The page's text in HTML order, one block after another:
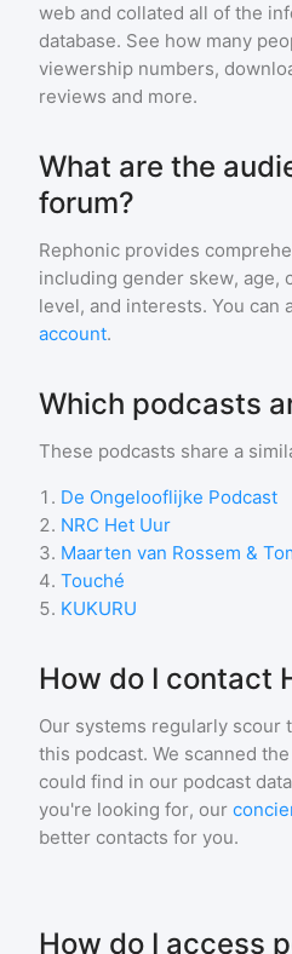
web and collated all of the
database. See how many
viewership numbers,
reviews and more.
What are the
forum?
Rephonic provides
including gender skew, age,
level, and interests. You can
account.
Which podcasts
These podcasts share a
1 . De Ongelooflijke Podcast
2. NRC Het Uur
3. Maarten van Rossem &
4. Touché
5. KUKURU
How do I contact
Our systems regularly scour
this podcast. We scanned
could find in our podcast
you're looking for, our
better contacts for you.
How do I access